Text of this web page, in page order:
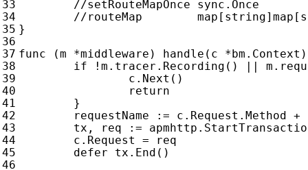
}
func
(m *middleware ) handle ( c * bm . Context )
if
! m . tracer . Recording () m .
c . Next ()
return
}
requestName
:= c . Request . Method +
tx , req := apmhttp .
c . Request =
req
defer
tx . End ()